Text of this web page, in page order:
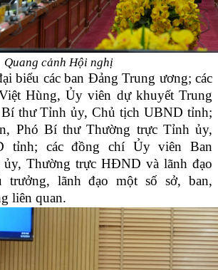
Quang cảnh Hội nghị
biểu các ban Đảng Trung ương; các
Hùng, Ủy viên dự khuyết Trung
thư Tỉnh ủy, Chủ tịch UBND tỉnh;
Phó Bí thư Thường trực Tỉnh ủy,
tỉnh; các đồng chí Ủy viên Ban
Thường trực HĐND và lãnh đạo
lãnh đạo một số sở, ban,
liên quan.